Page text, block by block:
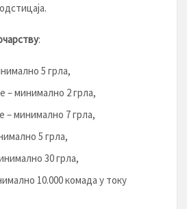
:
5 грла,
– минимално 2 грла,
– минимално 7 грла,
5 грла,
30 грла,
10.000 комада у току